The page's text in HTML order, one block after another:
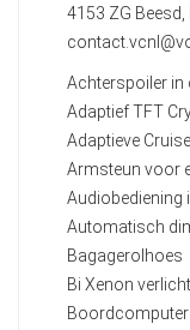
4153 ZG
Achterspoiler
Adaptief TFT
Adaptieve
Armsteun voor
Audiobediening
Automatisch
Bagagerolhoes
Bi Xenon
Boordcomputer